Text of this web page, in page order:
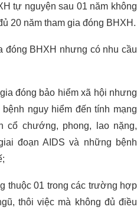
tự nguyện sau 01 năm không
20 năm tham gia đóng BHXH.
BHXH nhưng có nhu cầu
đóng bảo hiểm xã hội nhưng
nguy hiểm đến tính mạng
chướng, phong, lao nặng,
đoạn AIDS và những bệnh
01 trong các trường hợp
thôi việc mà không đủ điều